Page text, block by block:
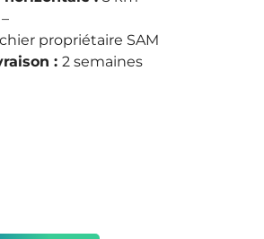
–
propriétaire SAM
: 2 semaines